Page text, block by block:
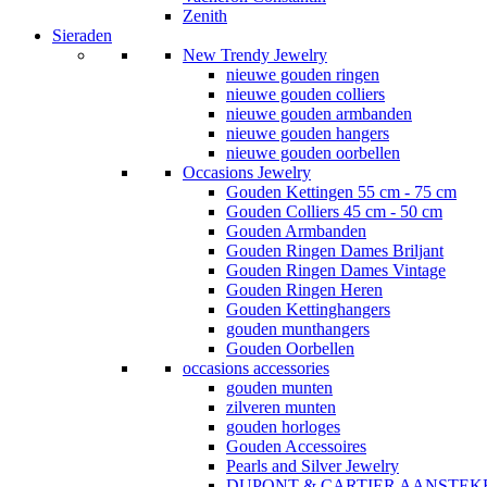
Zenith
Sieraden
New Trendy Jewelry
nieuwe gouden ringen
nieuwe gouden colliers
nieuwe gouden armbanden
nieuwe gouden hangers
nieuwe gouden oorbellen
Occasions Jewelry
Gouden Kettingen 55 cm - 75 cm
Gouden Colliers 45 cm - 50 cm
Gouden Armbanden
Gouden Ringen Dames Briljant
Gouden Ringen Dames Vintage
Gouden Ringen Heren
Gouden Kettinghangers
gouden munthangers
Gouden Oorbellen
occasions accessories
gouden munten
zilveren munten
gouden horloges
Gouden Accessoires
Pearls and Silver Jewelry